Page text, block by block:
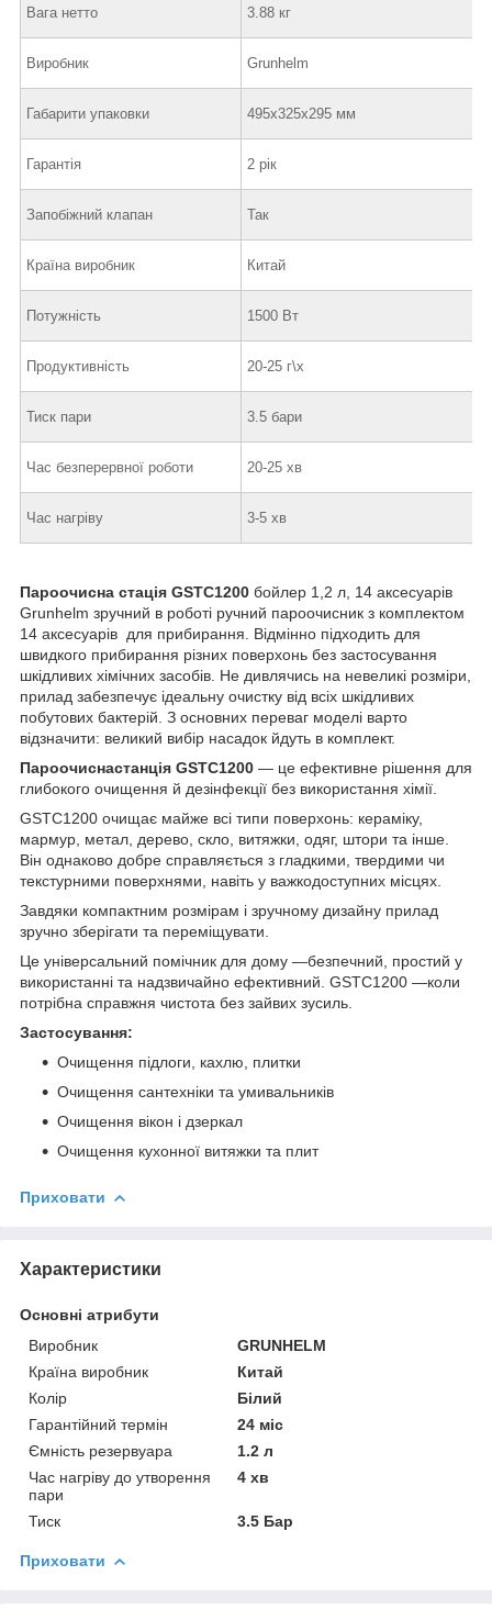
Вага нетто 3.88 кг
Виробник Grunhelm
Габарити упаковки 495х325х295 мм
Гарантія 2 рік
Запобіжний клапан Так
Країна виробник Китай
Потужність 1500 Вт
Продуктивність 20-25 г\х
Тиск пари 3.5 бари
Час безперервної роботи 20-25 хв
Час нагріву 3-5 хв
Пароочисна стацiя GSTC1200 бойлер 1,2 л, 14 аксесуарів
Grunhelm зручний в роботі ручний пароочисник з комплектом
14 аксесуарів для прибирання. Відмінно підходить для
швидкого прибирання різних поверхонь без застосування
шкідливих хімічних засобів. Не дивлячись на невеликі розміри,
прилад забезпечує ідеальну очистку від всіх шкідливих
побутових бактерій. З основних переваг моделі варто
відзначити: великий вибір насадок йдуть в комплект.
Пароочиснастанція GSTC1200 — це ефективне рішення для
глибокого очищення й дезінфекції без використання хімії.
GSTC1200 очищає майже всі типи поверхонь: кераміку,
мармур, метал, дерево, скло, витяжки, одяг, штори та інше.
Він однаково добре справляється з гладкими, твердими чи
текстурними поверхнями, навіть у важкодоступних місцях.
Завдяки компактним розмірам і зручному дизайну прилад
зручно зберігати та переміщувати.
Це універсальний помічник для дому —безпечний, простий у
використанні та надзвичайно ефективний. GSTC1200 —коли
потрібна справжня чистота без зайвих зусиль.
Застосування:
Очищення підлоги, кахлю, плитки
Очищення сантехніки та умивальників
Очищення вікон і дзеркал
Очищення кухонної витяжки та плит
Приховати
Характеристики
Основні атрибути
Виробник
GRUNHELM
Країна виробник
Китай
Колір
Білий
Гарантійний термін
24 міс
Ємність резервуара
1.2 л
Час нагріву до утворення
пари
4 хв
Тиск 3.5 Бар
Приховати